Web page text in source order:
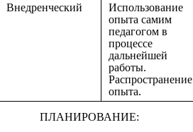
Внедренческий
Использование
опыта самим
педагогом в
процессе
дальнейшей
работы.
Распространение
опыта.
ПЛАНИРОВАНИЕ: